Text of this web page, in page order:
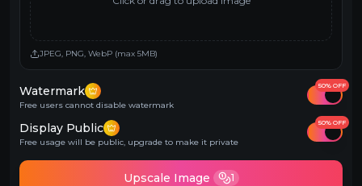
JPEG, PNG, WebP (max 5MB)
Watermark
Free users cannot disable watermark
50% OFF
Display Public
Free usage will be public, upgrade to make it private
50% OFF
Upscale Image 1